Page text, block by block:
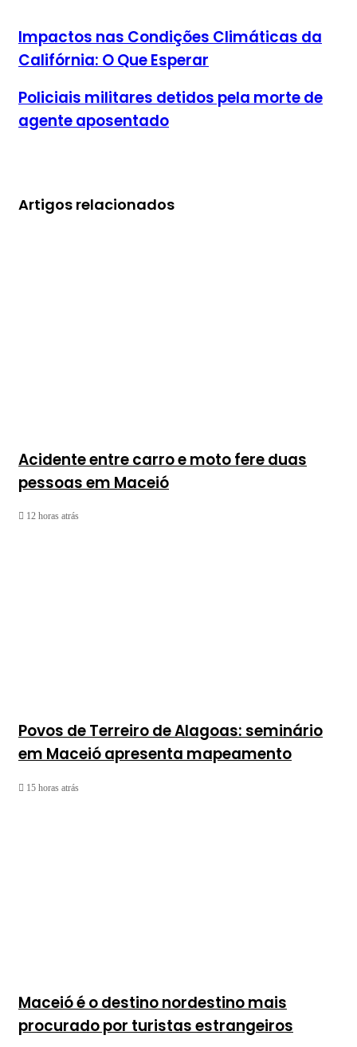
Impactos nas Condições Climáticas da
Califórnia: O Que Esperar
Policiais militares detidos pela morte de
agente aposentado
Artigos relacionados
Acidente entre carro e moto fere duas
pessoas em Maceió
12 horas atrás
Povos de Terreiro de Alagoas: seminário
em Maceió apresenta mapeamento
15 horas atrás
Maceió é o destino nordestino mais
procurado por turistas estrangeiros